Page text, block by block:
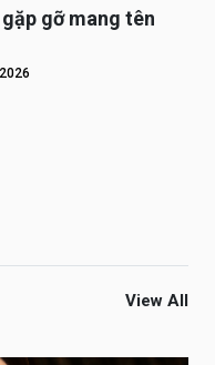
gỡ mang tên
View All